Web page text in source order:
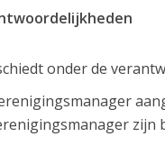
onder de
zijn